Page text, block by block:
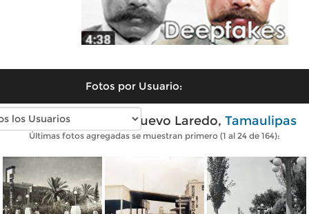
Fotos por Usuario:
Fotos antiguas de Nuevo Laredo, Tamaulipas
Últimas fotos agregadas se muestran primero (1 al 24 de 164):